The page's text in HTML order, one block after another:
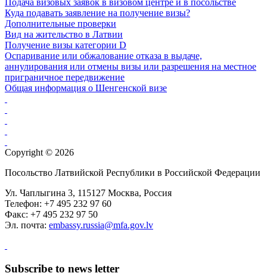
Куда подавать заявление на получение визы?
Дополнительные проверки
Вид на жительство в Латвии
Получение визы категории D
Оспаривание или обжалование отказа в выдаче,
аннулирования или отмены визы или разрешения на местное
приграничное передвижение
Общая информация о Шенгенской визе
Copyright © 2026
Посольство Латвийской Республики в Российской Федерации
Ул. Чаплыгина 3, 115127 Москва, Россия
Телефон: +7 495 232 97 60
Факс: +7 495 232 97 50
Эл. почта: embassy.russia@mfa.gov.lv
Subscribe to news letter